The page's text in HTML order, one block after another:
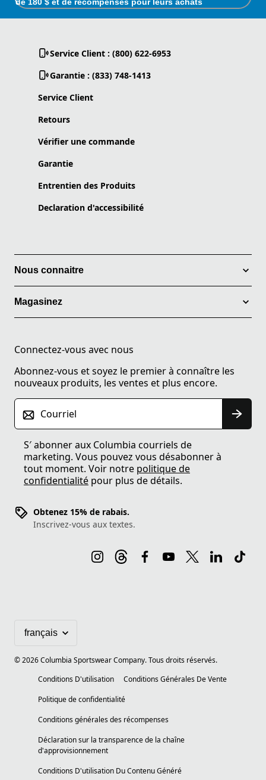
Service Client : (800) 622-6953
Garantie : (833) 748-1413
Service Client
Retours
Vérifier une commande
Garantie
Entrentien des Produits
Declaration d'accessibilité
Nous connaitre
Magasinez
Connectez-vous avec nous
Abonnez-vous et soyez le premier à connaître les
nouveaux produits, les ventes et plus encore.
Courriel
S′ abonner aux Columbia courriels de
marketing. Vous pouvez vous désabonner à
tout moment. Voir notre politique de
confidentialité pour plus de détails.
Obtenez 15% de rabais.
Inscrivez-vous aux textes.
©2026Columbia Sportswear Company. Tous droits réservés.
Conditions D'utilisation
Conditions Générales De Vente
Politique de confidentialité
Conditions générales des récompenses
Déclaration sur la transparence de la chaîne
d'approvisionnement
Conditions D'utilisation Du Contenu Généré